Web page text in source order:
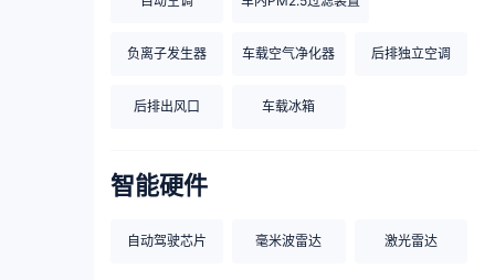
负离子发生器 车载空气净化器 后排独立空调
后排出风口 车载冰箱
智能硬件
自动驾驶芯片 毫米波雷达 激光雷达